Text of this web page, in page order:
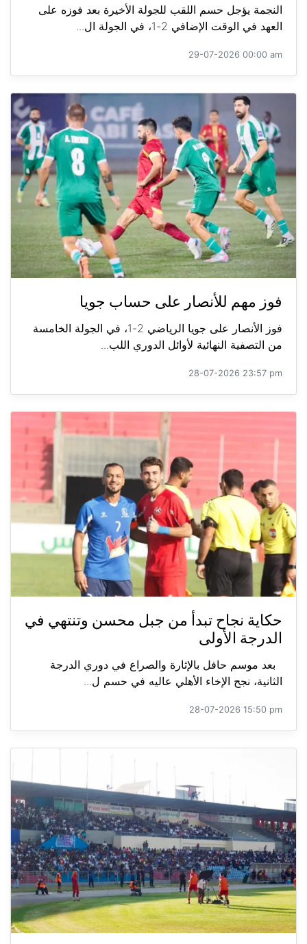
النجمة يؤجل حسم اللقب للجولة الأخيرة بعد فوزه على
العهد في الوقت الإضافي 2-1، في الجولة ال...
29-07-2026 00:00 am
فوز مهم للأنصار على حساب جويا
فوز الأنصار على جويا الرياضي 2-1، في الجولة الخامسة
من التصفية النهائية لأوائل الدوري اللب...
28-07-2026 23:57 pm
حكاية نجاح تبدأ من جبل محسن وتنتهي في
الدرجة الأولى
بعد موسم حافل بالإثارة والصراع في دوري الدرجة
الثانية، نجح الإخاء الأهلي عاليه في حسم ل...
28-07-2026 15:50 pm